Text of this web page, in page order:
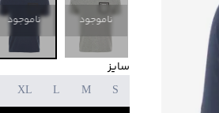
ناموجود ناموجود
سایز
S
M
L
XL